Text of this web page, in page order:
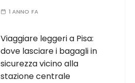
1 ANNO FA
Viaggiare leggeri a Pisa:
dove lasciare i bagagli in
sicurezza vicino alla
stazione centrale